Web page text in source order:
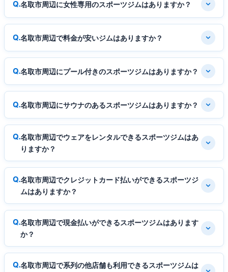
名取市周辺に女性専用のスポーツジムはありますか？
名取市周辺で料金が安いジムはありますか？
名取市周辺にプール付きのスポーツジムはありますか？
名取市周辺にサウナのあるスポーツジムはありますか？
名取市周辺でウェアをレンタルできるスポーツジムはあ
りますか？
名取市周辺でクレジットカード払いができるスポーツジ
ムはありますか？
名取市周辺で現金払いができるスポーツジムはあります
か？
名取市周辺で系列の他店舗も利用できるスポーツジムは